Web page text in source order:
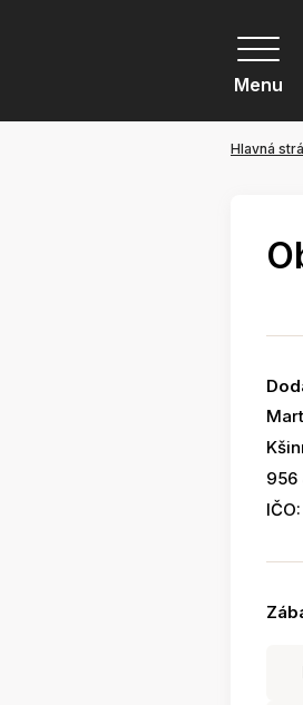
Menu
Hlavná
956